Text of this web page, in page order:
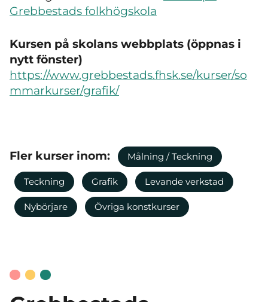
Grebbestads folkhögskola
Kursen på skolans webbplats (öppnas i
nytt fönster)
https://www.grebbestads.fhsk.se/kurser/so
mmarkurser/grafik/
Fler kurser inom: Målning / Teckning
Teckning Grafik Levande verkstad
Nybörjare Övriga konstkurser